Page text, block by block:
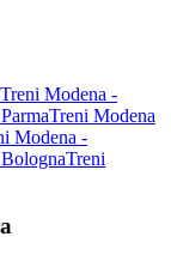
Treni Modena -
Treni Modena
Modena -
Treni